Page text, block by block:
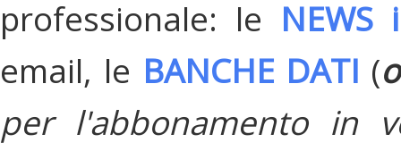
professionale: le
email, le BANCHE DATI (
per l'abbonamento in